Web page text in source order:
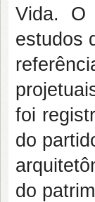
Vida. O
estudos
foi
do
do